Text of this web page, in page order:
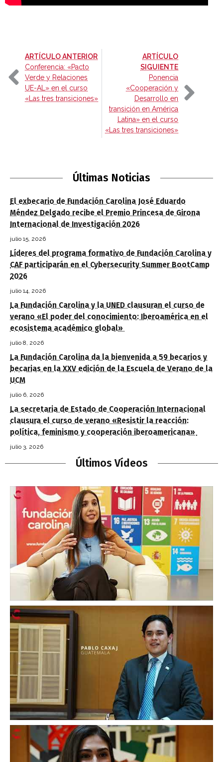
ARTÍCULO ANTERIOR-
Conferencia: «Pacto
Verde y Relaciones
UE-AL» en el curso
«Las tres transiciones»
ARTÍCULO
SIGUIENTE-
Ponencia
«Cooperación y
Desarrollo en
transición en América
Latina» en el curso
«Las tres transiciones»
Últimas Noticias
El exbecario de Fundación Carolina José Eduardo
Méndez Delgado recibe el Premio Princesa de Girona
Internacional de Investigación 2026
julio 15, 2026
Líderes del programa formativo de Fundación Carolina y
CAF participarán en el Cybersecurity Summer BootCamp
2026
julio 14, 2026
La Fundación Carolina y la UNED clausuran el curso de
verano «El poder del conocimiento: Iberoamérica en el
ecosistema académico global»
julio 8, 2026
La Fundación Carolina da la bienvenida a 59 becarios y
becarias en la XXV edición de la Escuela de Verano de la
UCM
julio 6, 2026
La secretaria de Estado de Cooperación Internacional
clausura el curso de verano «Resistir la reacción:
política, feminismo y cooperación iberoamericana»
julio 3, 2026
Últimos Vídeos